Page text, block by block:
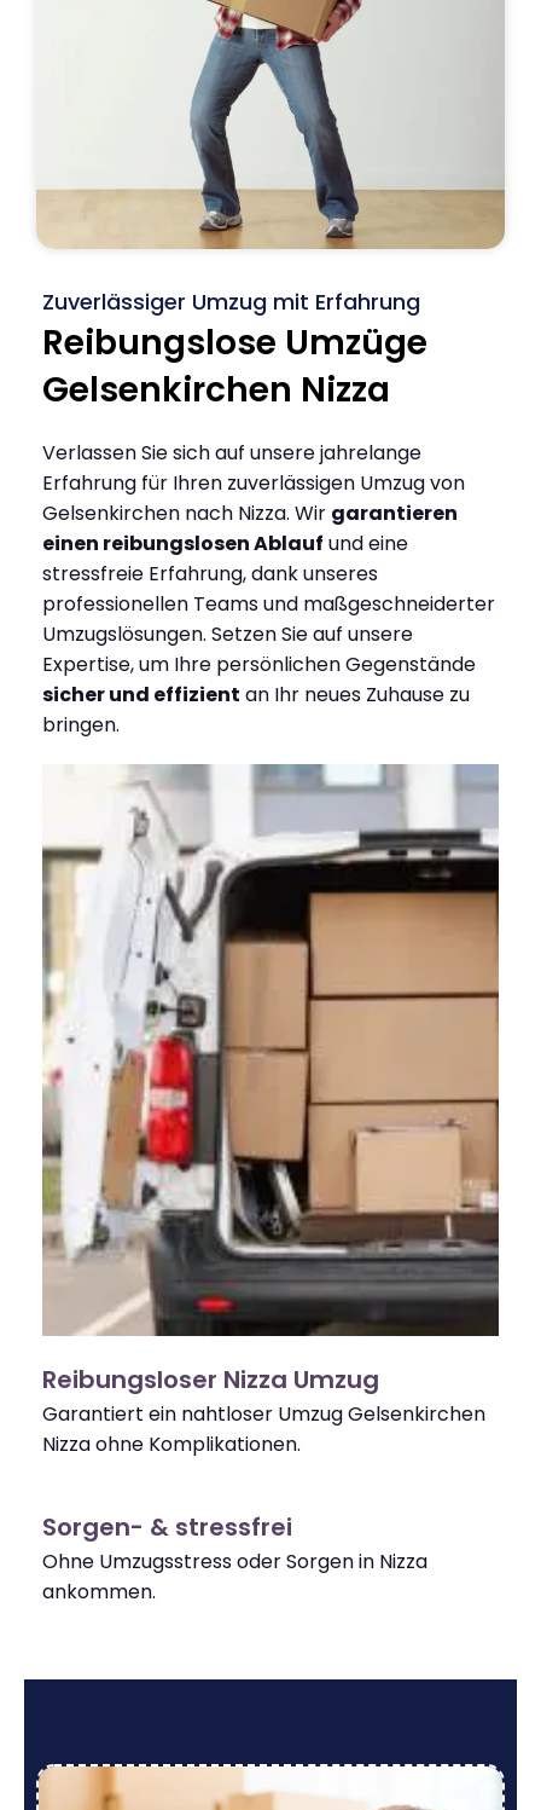
Zuverlässiger Umzug mit Erfahrung
Reibungslose Umzüge
Gelsenkirchen Nizza
Verlassen Sie sich auf unsere jahrelange
Erfahrung für Ihren zuverlässigen Umzug von
Gelsenkirchen nach Nizza. Wir garantieren
einen reibungslosen Ablauf und eine
stressfreie Erfahrung, dank unseres
professionellen Teams und maßgeschneiderter
Umzugslösungen. Setzen Sie auf unsere
Expertise, um Ihre persönlichen Gegenstände
sicher und effizient an Ihr neues Zuhause zu
bringen.
Reibungsloser Nizza Umzug
Garantiert ein nahtloser Umzug Gelsenkirchen
Nizza ohne Komplikationen.
Sorgen- & stressfrei
Ohne Umzugsstress oder Sorgen in Nizza
ankommen.